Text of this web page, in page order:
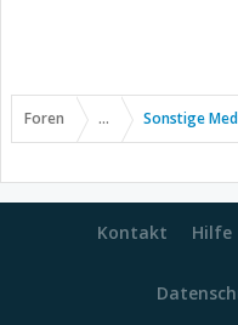
Foren ... Sonstige
Kontakt Hilfe